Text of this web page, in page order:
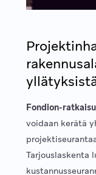
Fondion-
voidaan kerätä
Tarjouslaskenta